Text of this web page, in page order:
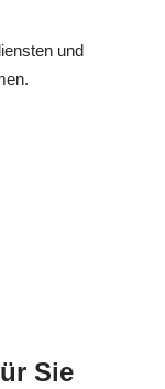
und
Sie